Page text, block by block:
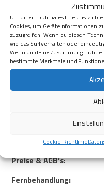
Um dir ein optimales Erlebnis zu
Cookies, um Geräteinformationen
zuzugreifen. Wenn du diesen
wie das Surfverhalten oder
Wenn du deine Zustimmung nicht
bestimmte Merkmale und
Cookie-Richtlinie
Ernährungsempfehlungen,
Impulsen. Oder auch
Während der Behandlung
Durch meditative,
urteilsfreie Beobachten des
heilsamer und neutraler
Aufmerksamkeit, Liebe und
Ängste, Schmerzen,
Transformation darf
Preise & AGB’s:
Fernbehandlung: